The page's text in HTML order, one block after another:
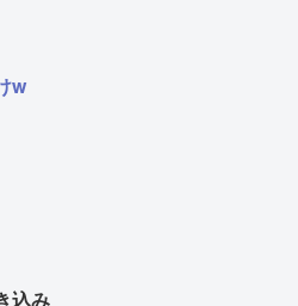
w
込み